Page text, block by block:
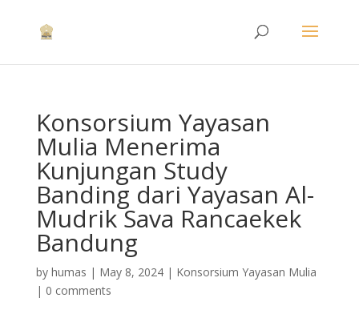
Konsorsium Yayasan
Mulia Menerima
Kunjungan Study
Banding dari Yayasan Al-
Mudrik Sava Rancaekek
Bandung
by humas | May 8, 2024| Konsorsium Yayasan Mulia
| 0 comments